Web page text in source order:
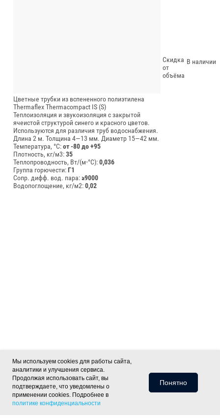
Мы используем cookies для работы сайта,
аналитики и улучшения сервиса.
Продолжая использовать сайт, вы
подтверждаете, что уведомлены о
применении cookies. Подробнее в
политике конфиденциальности
Понятно
Цветные трубки из вспененного полиэтилена
Thermaflex Thermacompact IS (S)
Теплоизоляция и звукоизоляция с закрытой
ячеистой структурой синего и красного цветов.
Используются для различия труб водоснабжения.
Длина 2 м. Толщина 4—13 мм. Диаметр 15—42 мм.
Температура, °C:от -80 до +95
Плотность, кг/м3:35
Теплопроводность, Вт/(м⋅°С):0,036
Группа горючести:Г1
Сопр. дифф. вод. пара:≥9000
Водопоглощение, кг/м2:0,02
Скидка
от
объёма
В наличии